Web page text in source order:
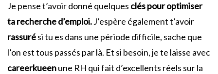
Je pense t’avoir donné quelques clés pour optimiser
ta recherche d’emploi.J’espère également t’avoir
rassurési tu es dans une période difficile, sache que
l’on est tous passés par là. Et si besoin, je te laisse avec
careerkueenune RH qui fait d’excellents réels sur la